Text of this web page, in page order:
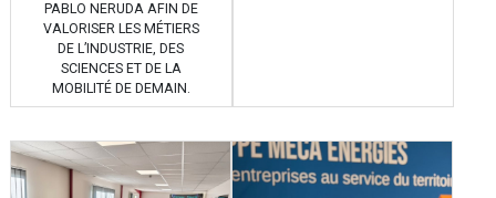
PABLO NERUDA AFIN DE
VALORISER LES MÉTIERS
DE L’INDUSTRIE, DES
SCIENCES ET DE LA
MOBILITÉ DE DEMAIN.